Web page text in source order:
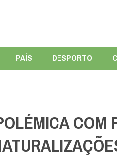
PAÍS DESPORTO
COM